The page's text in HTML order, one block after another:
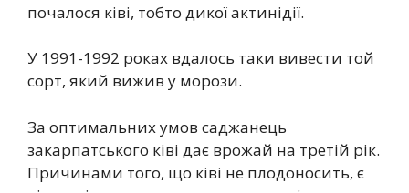
почалося ківі, тобто дикої актинідії.
У 1991-1992 роках вдалось таки вивести той
сорт, який вижив у морози.
За оптимальних умов саджанець
закарпатського ківі дає врожай на третій рік.
Причинами того, що ківі не плодоносить, є